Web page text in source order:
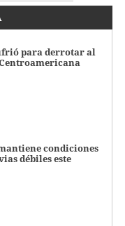
para derrotar al
Centroamericana
condiciones
débiles este